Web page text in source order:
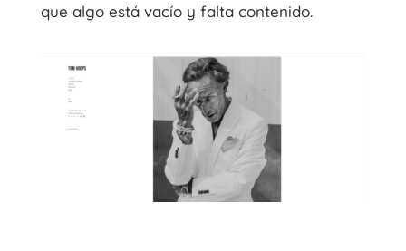
que algo está vacío y falta contenido.